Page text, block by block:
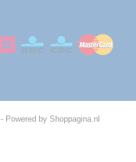
Powered by Shoppagina.nl